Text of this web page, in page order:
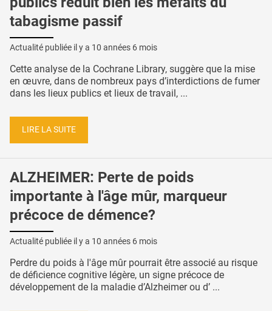
tabagisme passif
Actualité publiée il y a 10 années 6 mois
Cette analyse de la Cochrane Library, suggère que la mise
en œuvre, dans de nombreux pays d’interdictions de fumer
dans les lieux publics et lieux de travail, ...
LIRE LA SUITE
ALZHEIMER: Perte de poids
importante à l'âge mûr, marqueur
précoce de démence?
Actualité publiée il y a 10 années 6 mois
Perdre du poids à l'âge mûr pourrait être associé au risque
de déficience cognitive légère, un signe précoce de
développement de la maladie d’Alzheimer ou d’ ...